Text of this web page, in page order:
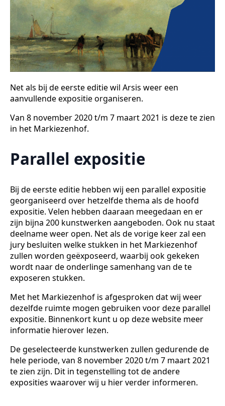
Net als bij de eerste editie wil Arsis weer een
aanvullende expositie organiseren.
Van 8 november 2020 t/m 7 maart 2021 is deze te zien
in het Markiezenhof.
Parallel expositie
Bij de eerste editie hebben wij een parallel expositie
georganiseerd over hetzelfde thema als de hoofd
expositie. Velen hebben daaraan meegedaan en er
zijn bijna 200 kunstwerken aangeboden. Ook nu staat
deelname weer open. Net als de vorige keer zal een
jury besluiten welke stukken in het Markiezenhof
zullen worden geëxposeerd, waarbij ook gekeken
wordt naar de onderlinge samenhang van de te
exposeren stukken.
Met het Markiezenhof is afgesproken dat wij weer
dezelfde ruimte mogen gebruiken voor deze parallel
expositie. Binnenkort kunt u op deze website meer
informatie hierover lezen.
De geselecteerde kunstwerken zullen gedurende de
hele periode, van 8 november 2020 t/m 7 maart 2021
te zien zijn. Dit in tegenstelling tot de andere
exposities waarover wij u hier verder informeren.